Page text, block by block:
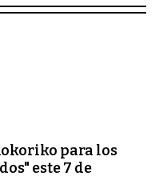
para los
este 7 de